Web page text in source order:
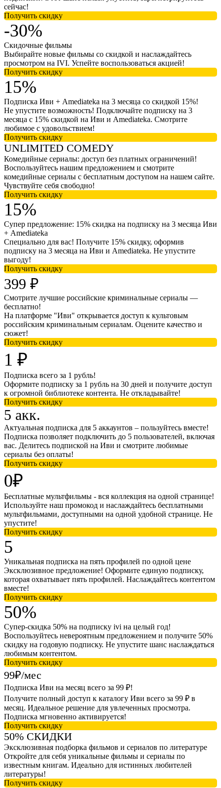
сейчас!
Получить скидку
-30%
Скидочные фильмы
Выбирайте новые фильмы со скидкой и наслаждайтесь
просмотром на IVI. Успейте воспользоваться акцией!
Получить скидку
15%
Подписка Иви + Amediateka на 3 месяца со скидкой 15%!
Не упустите возможность! Подключайте подписку на 3
месяца с 15% скидкой на Иви и Amediateka. Смотрите
любимое с удовольствием!
Получить скидку
UNLIMITED COMEDY
Комедийные сериалы: доступ без платных ограничений!
Воспользуйтесь нашим предложением и смотрите
комедийные сериалы с бесплатным доступом на нашем сайте.
Чувствуйте себя свободно!
Получить скидку
15%
Супер предложение: 15% скидка на подписку на 3 месяца Иви
+ Amediateka
Специально для вас! Получите 15% скидку, оформив
подписку на 3 месяца на Иви и Amediateka. Не упустите
выгоду!
Получить скидку
399 ₽
Смотрите лучшие российские криминальные сериалы —
бесплатно!
На платформе "Иви" открывается доступ к культовым
российским криминальным сериалам. Оцените качество и
сюжет!
Получить скидку
1 ₽
Подписка всего за 1 рубль!
Оформите подписку за 1 рубль на 30 дней и получите доступ
к огромной библиотеке контента. Не откладывайте!
Получить скидку
5 акк.
Актуальная подписка для 5 аккаунтов – пользуйтесь вместе!
Подписка позволяет подключить до 5 пользователей, включая
вас. Делитесь подпиской на Иви и смотрите любимые
сериалы без оплаты!
Получить скидку
0₽
Бесплатные мультфильмы - вся коллекция на одной странице!
Используйте наш промокод и наслаждайтесь бесплатными
мультфильмами, доступными на одной удобной странице. Не
упустите!
Получить скидку
5
Уникальная подписка на пять профилей по одной цене
Эксклюзивное предложение! Оформите единую подписку,
которая охватывает пять профилей. Наслаждайтесь контентом
вместе!
Получить скидку
50%
Супер-скидка 50% на подписку ivi на целый год!
Воспользуйтесь невероятным предложением и получите 50%
скидку на годовую подписку. Не упустите шанс наслаждаться
любимым контентом.
Получить скидку
99₽/мес
Подписка Иви на месяц всего за 99 ₽!
Получите полный доступ к каталогу Иви всего за 99 ₽ в
месяц. Идеальное решение для увлеченных просмотра.
Подписка мгновенно активируется!
Получить скидку
50% СКИДКИ
Эксклюзивная подборка фильмов и сериалов по литературе
Откройте для себя уникальные фильмы и сериалы по
известным книгам. Идеально для истинных любителей
литературы!
Получить скидку